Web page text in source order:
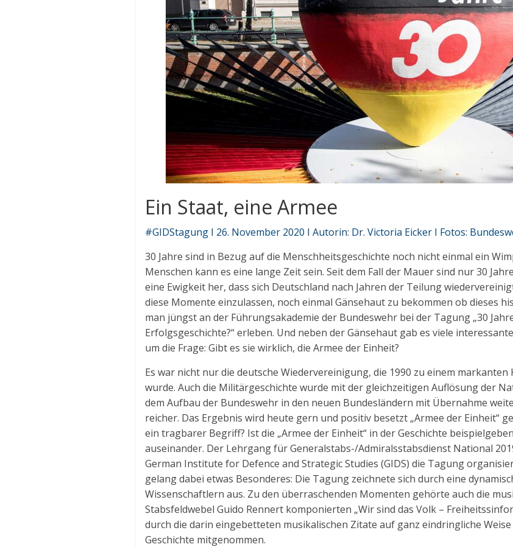
Ein Staat, eine Armee
#GIDStagung I 26. November 2020 I Autorin: Dr. Victoria Eicker I Fotos:
30 Jahre sind in Bezug auf die Menschheitsgeschichte noch nicht einmal ein
Menschen kann es eine lange Zeit sein. Seit dem Fall der Mauer sind nur 30
eine Ewigkeit her, dass sich Deutschland nach Jahren der Teilung
diese Momente einzulassen, noch einmal Gänsehaut zu bekommen ob dieses
man jüngst an der Führungsakademie der Bundeswehr bei der Tagung „30
Erfolgsgeschichte?“ erleben. Und neben der Gänsehaut gab es viele
um die Frage: Gibt es sie wirklich, die Armee der Einheit?
Es war nicht nur die deutsche Wiedervereinigung, die 1990 zu einem markanten
wurde. Auch die Militärgeschichte wurde mit der gleichzeitigen Auflösung der
dem Aufbau der Bundeswehr in den neuen Bundesländern mit Übernahme
reicher. Das Ergebnis wird heute gern und positiv besetzt „Armee der Einheit“
ein tragbarer Begriff? Ist die „Armee der Einheit“ in der Geschichte
auseinander. Der Lehrgang für Generalstabs-/Admiralsstabsdienst National
German Institute for Defence and Strategic Studies (GIDS) die Tagung
gelang dabei etwas Besonderes: Die Tagung zeichnete sich durch eine
Wissenschaftlern aus. Zu den überraschenden Momenten gehörte auch die
Stabsfeldwebel Guido Rennert komponierten „Wir sind das Volk –
durch die darin eingebetteten musikalischen Zitate auf ganz eindringliche
Geschichte mitgenommen.